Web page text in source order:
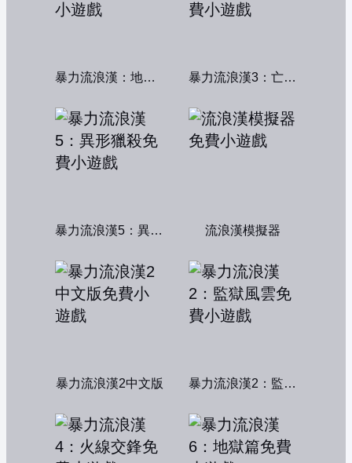
暴力流浪漢：地下秩序 暴力流浪漢3：亡命之徒
暴力流浪漢5：異形獵殺 流浪漢模擬器
暴力流浪漢2中文版 暴力流浪漢2：監獄風雲